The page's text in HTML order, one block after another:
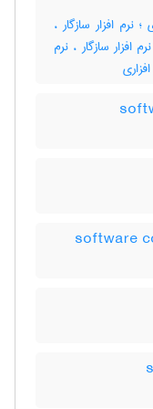
نرم افزار سازگار ،
افزار سازگار ، نرم